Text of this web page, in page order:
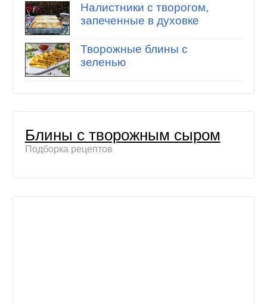
Налистники с творогом,
запеченные в духовке
Творожные блины с
зеленью
Блины с творожным сыром
Подборка рецептов